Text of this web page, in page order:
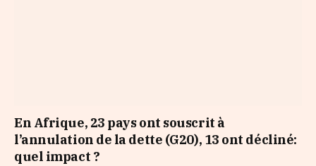
En Afrique, 23 pays ont souscrit à
l’annulation de la dette (G20), 13 ont décliné:
quel impact ?